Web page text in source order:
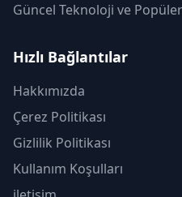
Güncel Teknoloji ve
Hızlı Bağlantılar
Hakkımızda
Çerez Politikası
Gizlilik Politikası
Kullanım Koşulları